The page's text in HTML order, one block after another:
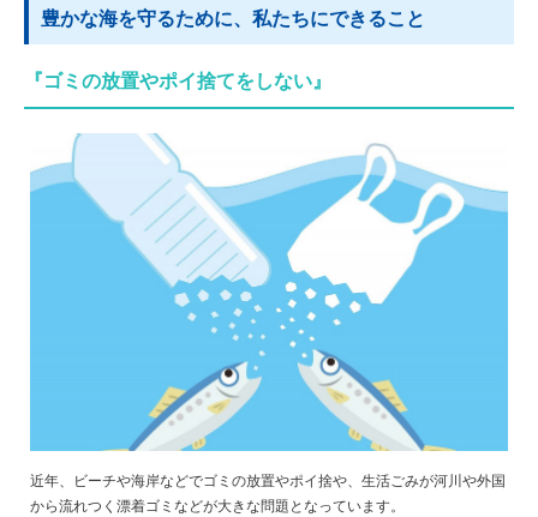
豊かな海を守るために、私たちにできること
『ゴミの放置やポイ捨てをしない』
近年、ビーチや海岸などでゴミの放置やポイ捨や、生活ごみが河川や外国
から流れつく漂着ゴミなどが大きな問題となっています。